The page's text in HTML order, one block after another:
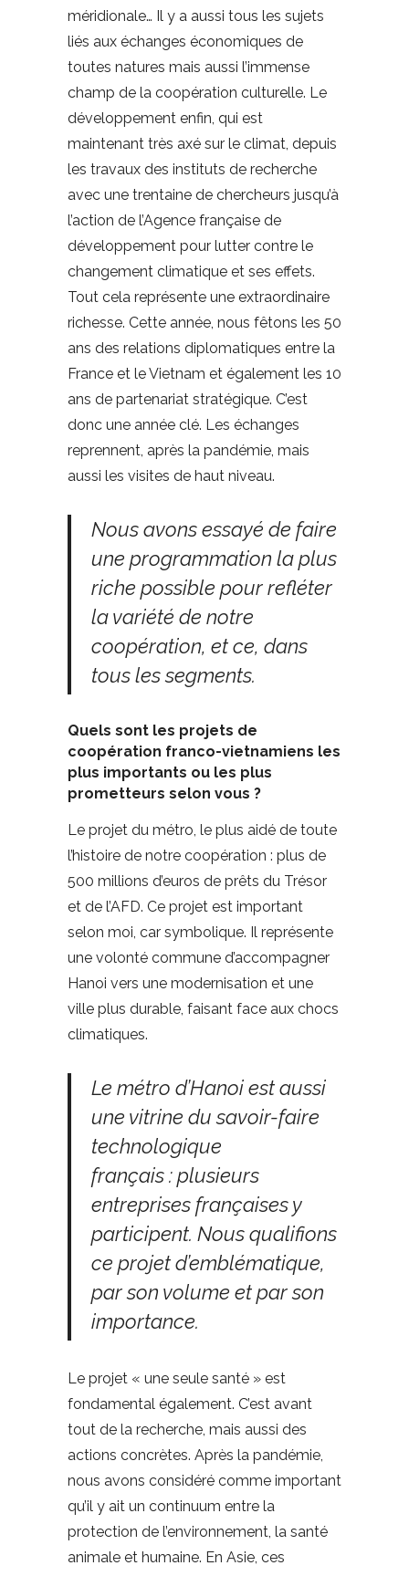
méridionale… Il y a aussi tous les sujets
liés aux échanges économiques de
toutes natures mais aussi l’immense
champ de la coopération culturelle. Le
développement enfin, qui est
maintenant très axé sur le climat, depuis
les travaux des instituts de recherche
avec une trentaine de chercheurs jusqu’à
l’action de l’Agence française de
développement pour lutter contre le
changement climatique et ses effets.
Tout cela représente une extraordinaire
richesse. Cette année, nous fêtons les 50
ans des relations diplomatiques entre la
France et le Vietnam et également les 10
ans de partenariat stratégique. C’est
donc une année clé. Les échanges
reprennent, après la pandémie, mais
aussi les visites de haut niveau.
Nous avons essayé de faire
une programmation la plus
riche possible pour refléter
la variété de notre
coopération, et ce, dans
tous les segments.
Quels sont les projets de
coopération franco-vietnamiens les
plus importants ou les plus
prometteurs selon vous ?
Le projet du métro, le plus aidé de toute
l’histoire de notre coopération : plus de
500 millions d’euros de prêts du Trésor
et de l’AFD. Ce projet est important
selon moi, car symbolique. Il représente
une volonté commune d’accompagner
Hanoi vers une modernisation et une
ville plus durable, faisant face aux chocs
climatiques.
Le métro d’Hanoi est aussi
une vitrine du savoir-faire
technologique
français : plusieurs
entreprises françaises y
participent. Nous qualifions
ce projet d’emblématique,
par son volume et par son
importance.
Le projet « une seule santé » est
fondamental également. C’est avant
tout de la recherche, mais aussi des
actions concrètes. Après la pandémie,
nous avons considéré comme important
qu’il y ait un continuum entre la
protection de l’environnement, la santé
animale et humaine. En Asie, ces